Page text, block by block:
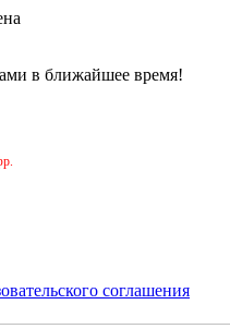
в ближайшее время!
соглашения